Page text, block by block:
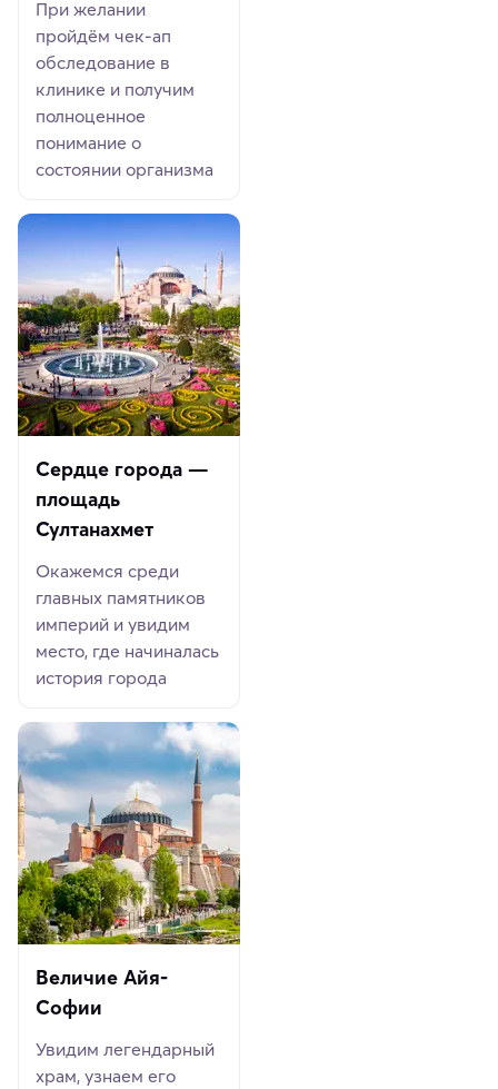
При желании
пройдём чек-ап
обследование в
клинике и получим
полноценное
понимание о
состоянии организма
Сердце города —
площадь
Султанахмет
Окажемся среди
главных памятников
империй и увидим
место, где начиналась
история города
Величие Айя-
Софии
Увидим легендарный
храм, узнаем его